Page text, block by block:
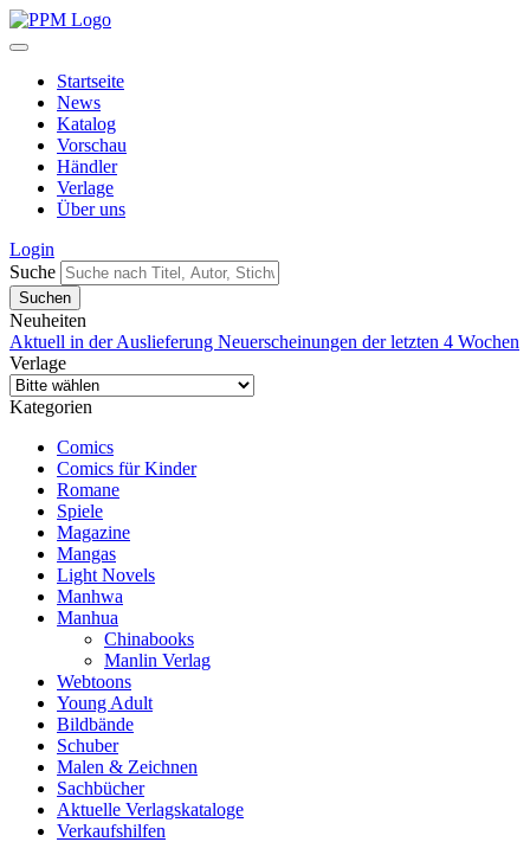
Startseite
News
Katalog
Vorschau
Händler
Verlage
Über uns
Login
Suche
Neuheiten
Aktuell in der Auslieferung Neuerscheinungen der letzten 4 Wochen
Verlage
Kategorien
Comics
Comics für Kinder
Romane
Spiele
Magazine
Mangas
Light Novels
Manhwa
Manhua
Chinabooks
Manlin Verlag
Webtoons
Young Adult
Bildbände
Schuber
Malen & Zeichnen
Sachbücher
Aktuelle Verlagskataloge
Verkaufshilfen